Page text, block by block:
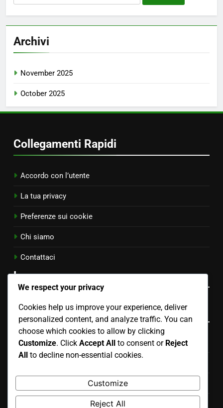
for:
Archivi
November 2025
October 2025
Collegamenti Rapidi
Accordo con l’utente
La tua privacy
Preferenze sui cookie
Chi siamo
Contattaci
Language
Categorie
SEO per il Marketing dei Brand di Moda in Bulgaria
Strategie SEO per Brand di Moda in Spagna
Strategie SEO per Brand di Moda USA
We respect your privacy
Cookies help us improve your experience, deliver
personalized content, and analyze traffic. You can
choose which cookies to allow by clicking
Customize. Click Accept All to consent or Reject
All to decline non-essential cookies.
Customize
Reject All